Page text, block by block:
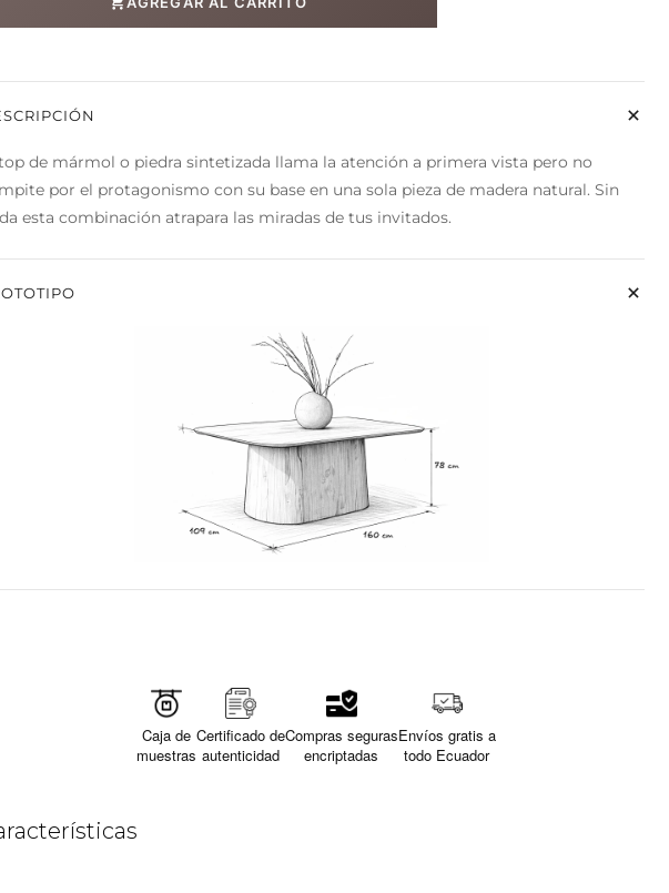
comedor
de mármol o piedra sintetizada llama la atención a primera vista pero no
por el protagonismo con su base en una sola pieza de madera natural. Sin
esta combinación atrapara las miradas de tus invitados.
Caja de
muestras
Certificado de
autenticidad
Compras seguras
encriptadas
Envíos gratis a
todo Ecuador